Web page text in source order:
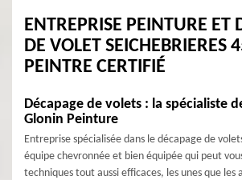
ENTREPRISE PEINTURE ET
DE VOLET SEICHEBRIERES
PEINTRE CERTIFIÉ
Décapage de volets : la spécialiste
Glonin Peinture
Entreprise spécialisée dans le décapage de
équipe chevronnée et bien équipée qui peut
techniques tout aussi efficaces, les unes que les